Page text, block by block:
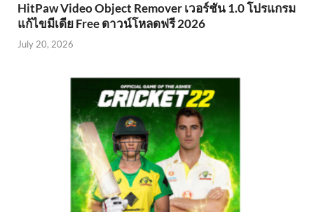
HitPaw Video Object Remover เวอร์ชัน 1.0 โปรแกรม
แก้ไขมีเดีย Free ดาวน์โหลดฟรี 2026
July 20, 2026